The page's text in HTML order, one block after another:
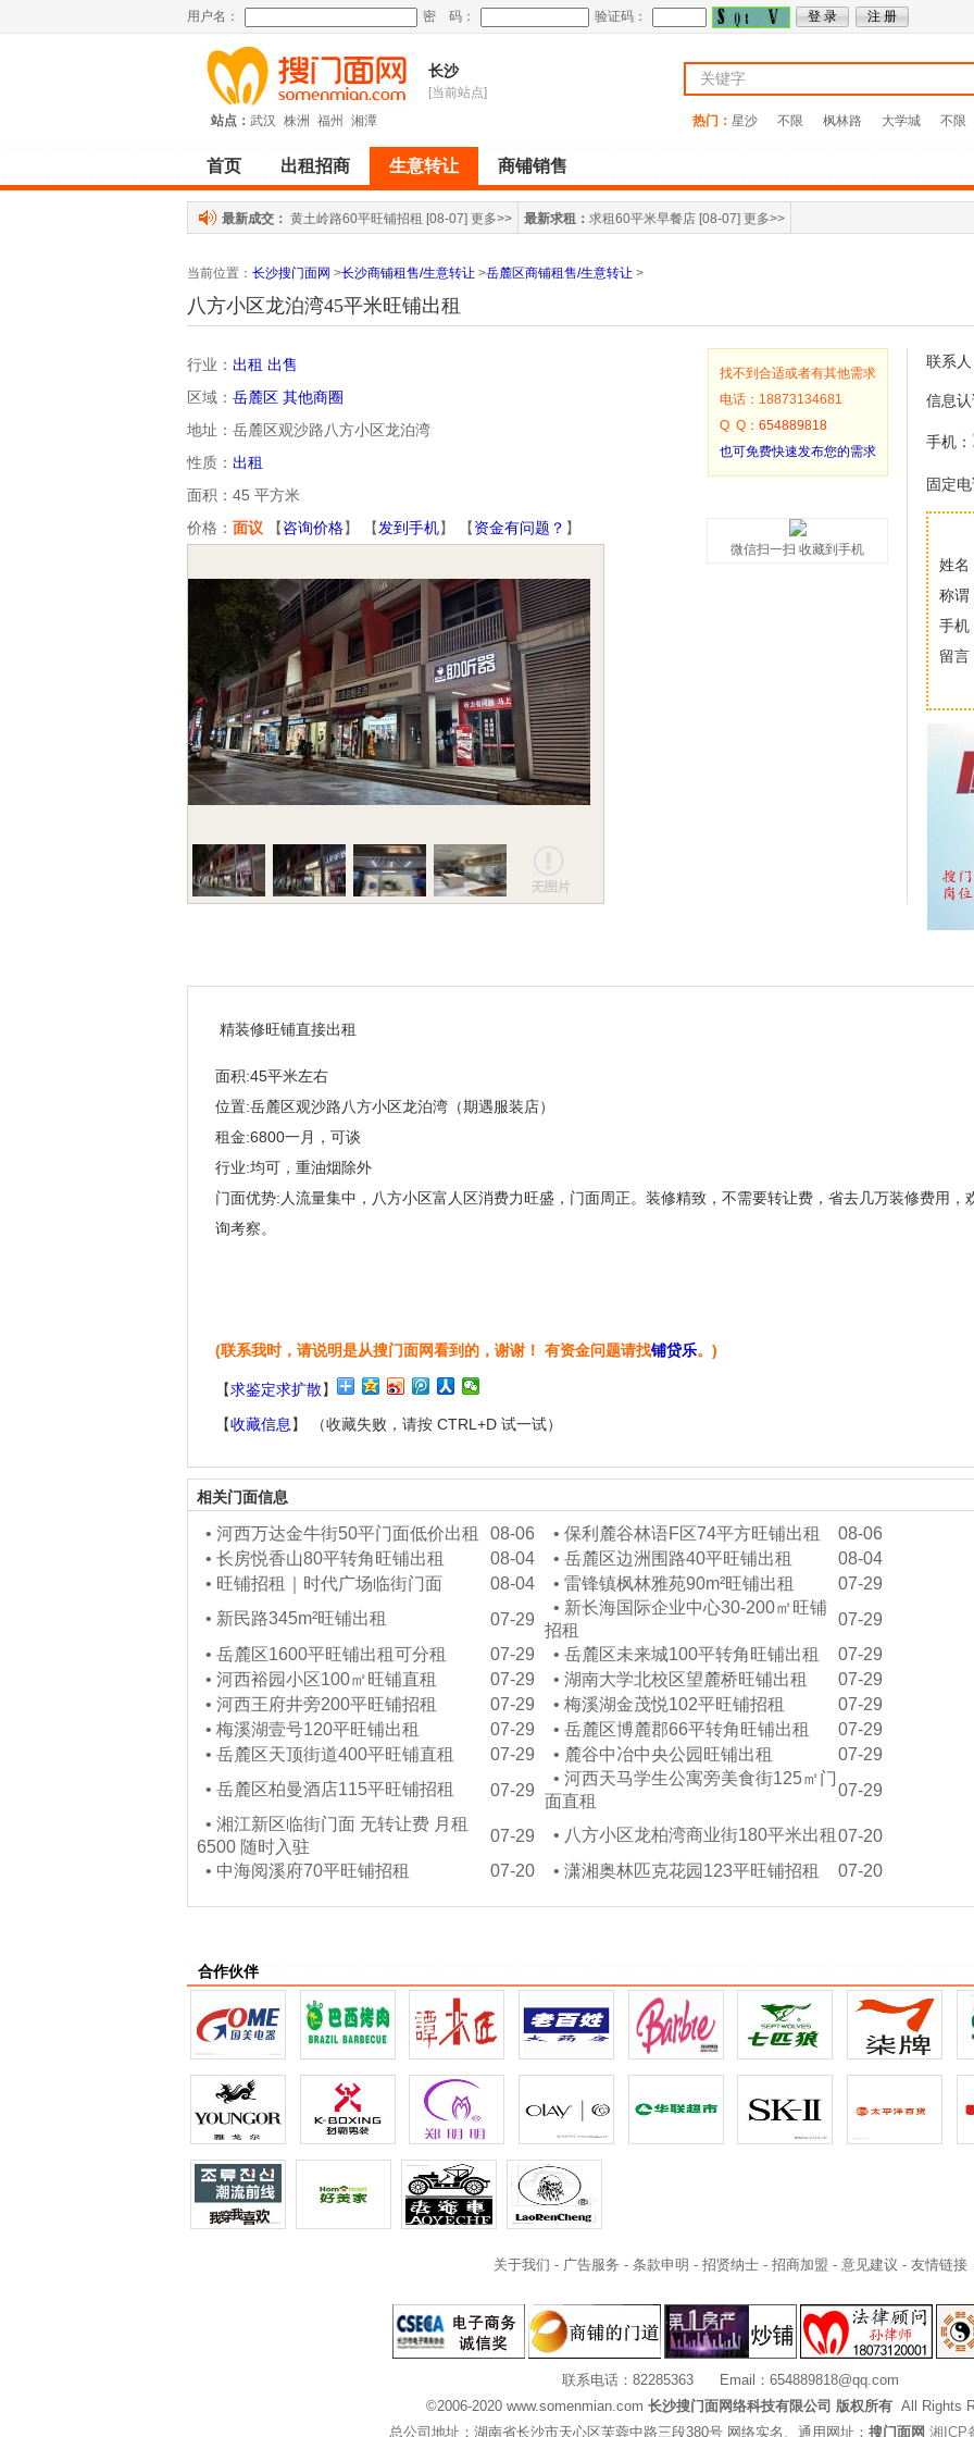
用户名： 密 码： 验证码：
长沙
[当前站点]
站点： 武汉 株洲 福州 湘潭 热门： 星沙 不限 枫林路 大学城 不限
首页 出租招商 生意转让 商铺销售
最新成交： 黄土岭路60平旺铺招租 [08-07] 更多>> 最新求租： 求租60平米早餐店 [08-07] 更多>>
当前位置 ： 长沙搜门面网 >长沙商铺租售/生意转让 >岳麓区商铺租售/生意转让 >
八方小区龙泊湾45平米旺铺出租
行业： 出租 出售
区域： 岳麓区 其他商圈
地址：岳麓区观沙路八方小区龙泊湾
性质： 出租
面积：45 平方米
价格： 面议 【咨询价格】 【发到手机】 【资金有问题？ 】
找不到合适或者有其他需求
电话：18873134681
Q Q： 654889818
也可免费快速发布您的需求
微信扫一扫 收藏到手机
联系
信息
手机：
固定
姓名
称谓
手机
留言
精装修旺铺直接出租
面积:45平米左右
位置:岳麓区观沙路八方小区龙泊湾（期遇服装店）
租金:6800一月，可谈
行业:均可，重油烟除外
门面优势:人流量集中，八方小区富人区消费力旺盛，门面周正。装修精致，不需要转让费，省去几万装修费用，
询考察。
(联系我时，请说明是从搜门面网看到的，谢谢！ 有资金问题请找铺贷乐。)
【求鉴定求扩散】
【收藏信息 】 （收藏失败，请按 CTRL+D 试一试）
相关门面信息
• 河西万达金牛街50平门面低价出租 08-06 • 保利麓谷林语F区74平方旺铺出租
08-06
• 长房悦香山80平转角旺铺出租 08-04 • 岳麓区边洲围路40平旺铺出租
08-04
• 旺铺招租｜时代广场临街门面 08-04 • 雷锋镇枫林雅苑90m²旺铺出租
07-29
• 新民路345m²旺铺出租 07-29
• 新长海国际企业中心30-200㎡旺铺
招租
07-29
• 岳麓区1600平旺铺出租可分租 07-29 • 岳麓区未来城100平转角旺铺出租
07-29
• 河西裕园小区100㎡旺铺直租 07-29 • 湖南大学北校区望麓桥旺铺出租
07-29
• 河西王府井旁200平旺铺招租 07-29 • 梅溪湖金茂悦102平旺铺招租
07-29
• 梅溪湖壹号120平旺铺出租 07-29 • 岳麓区博麓郡66平转角旺铺出租
07-29
• 岳麓区天顶街道400平旺铺直租 07-29 • 麓谷中冶中央公园旺铺出租
07-29
• 岳麓区柏曼酒店115平旺铺招租 07-29
• 河西天马学生公寓旁美食街125㎡门
面直租
07-29
• 湘江新区临街门面 无转让费 月租
6500 随时入驻
07-29 • 八方小区龙柏湾商业街180平米出租 07-20
• 中海阅溪府70平旺铺招租 07-20 • 潇湘奥林匹克花园123平旺铺招租 07-20
合作伙伴
关于我们 - 广告服务 - 条款申明 - 招贤纳士 - 招商加盟 - 意见建议 - 友情链接
联系电话：82285363 Email： 654889818@qq.com
©2006-2020 www.somenmian.com 长沙搜门面网络科技有限公司 版权所有 All Rights
总公司地址：湖南省长沙市天心区芙蓉中路三段380号 网络实名、通用网址： 搜门面网 湘ICP